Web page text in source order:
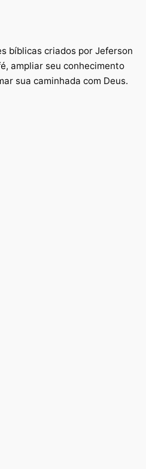
bíblicas criados por Jeferson
ampliar seu conhecimento
sua caminhada com Deus.